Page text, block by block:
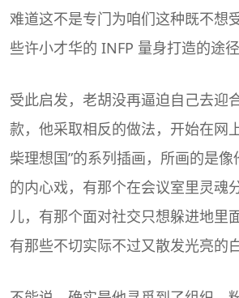
难道这不是专门为咱们这种既不想
些许小才华的 INFP 量身打造的途径
受此启发，老胡没再逼迫自己去迎
款，他采取相反的做法，开始在网
柴理想国”的系列插画，所画的是
的内心戏，有那个在会议室里灵魂
儿，有那个面对社交只想躲进地里
有那些不切实际不过又散发光亮的